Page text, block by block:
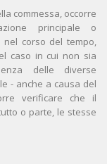
commessa, occorre
principale o
nel corso del tempo,
caso in cui non sia
delle diverse
- anche a causa del
verificare che il
o parte, le stesse